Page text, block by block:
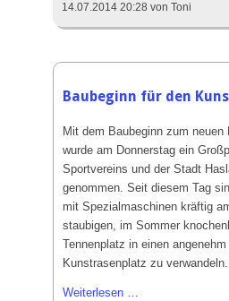
2014/2015
und
14.07.2014 20:28 von Toni
Baubeginn für den
Mit dem Baubeginn zum neuen
wurde am Donnerstag ein
Sportvereins und der Stadt
genommen. Seit diesem Tag
mit Spezialmaschinen kräftig
staubigen, im Sommer
Tennenplatz in einen
Kunstrasenplatz zu verwandeln.
Weiterlesen …